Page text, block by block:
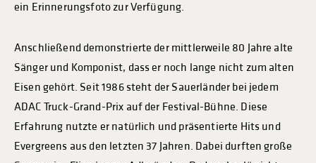
ein Erinnerungsfoto zur Verfügung.
Anschließend demonstrierte der mittlerweile 80 Jahre alte
Sänger und Komponist, dass er noch lange nicht zum alten
Eisen gehört. Seit 1986 steht der Sauerländer bei jedem
ADAC Truck-Grand-Prix auf der Festival-Bühne. Diese
Erfahrung nutzte er natürlich und präsentierte Hits und
Evergreens aus den letzten 37 Jahren. Dabei durften große